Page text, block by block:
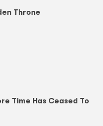
Throne
Time Has Ceased To